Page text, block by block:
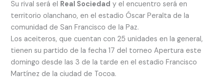
Su rival será el Real Sociedad y el encuentro será en
territorio olanchano, en el estadio Óscar Peralta de la
comunidad de San Francisco de la Paz.
Los aceiteros, que cuentan con 25 unidades en la general,
tienen su partido de la fecha 17 del torneo Apertura este
domingo desde las 3 de la tarde en el estadio Francisco
Martínez de la ciudad de Tocoa.